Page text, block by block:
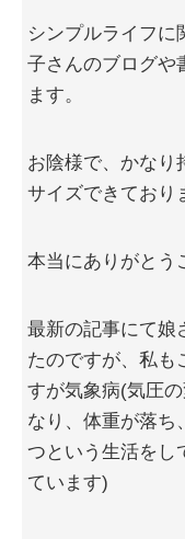
シンプルライフに
子さんのブログや
ます。
お陰様で、かなり
サイズできており
本当にありがとう
最新の記事にて娘
たのですが、私も
すが気象病(気圧
なり、体重が落ち
つという生活をし
ています)